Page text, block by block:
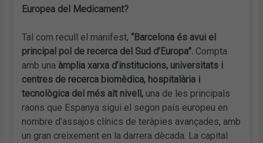
Europea del Medicament?
Tal com recull el manifest, “Barcelona és avui el
principal pol de recerca del Sud d’Europa”. Compta
amb una àmplia xarxa d’institucions, universitats i
centres de recerca biomèdica, hospitalària i
tecnològica del més alt nivell, una de les principals
raons que Espanya sigui el segon país europeu en
nombre d’assajos clínics de teràpies avançades, amb
un gran creixement en la darrera dècada. La capital